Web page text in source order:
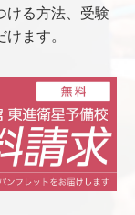
ける方法、受験
ます。